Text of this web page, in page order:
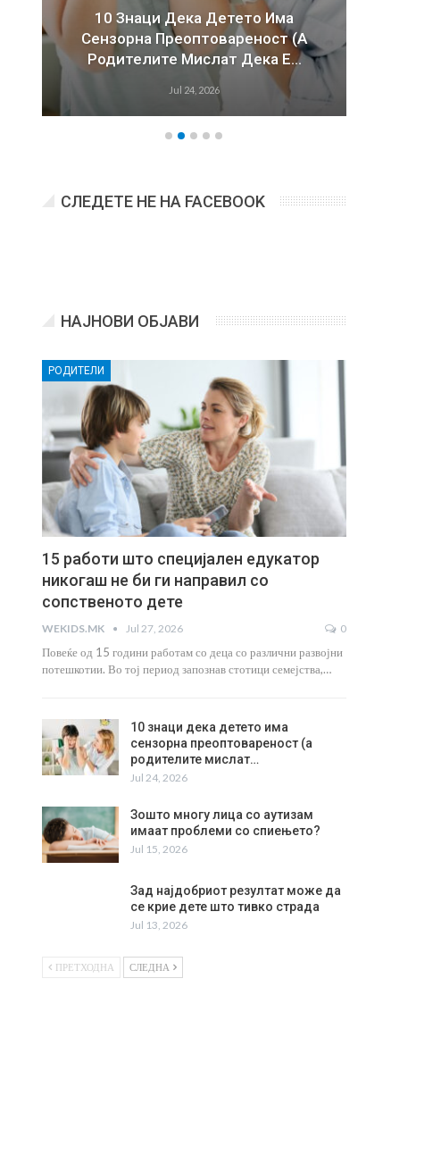
10 Знаци Дека Детето Има
Сензорна Преоптовареност (а
Родителите Мислат Дека Е…
Jul 24, 2026
СЛЕДЕТЕ НЕ НА FACEBOOK
НАЈНОВИ ОБЈАВИ
РОДИТЕЛИ
15 работи што специјален едукатор
никогаш не би ги направил со
сопственото дете
WEKIDS.MK Jul 27, 2026 0
Повеќе од 15 години работам со деца со различни развојни
потешкотии. Во тој период запознав стотици семејства,…
10 знаци дека детето има
сензорна преоптовареност (а
родителите мислат…
Jul 24, 2026
Зошто многу лица со аутизам
имаат проблеми со спиењето?
Jul 15, 2026
Зад најдобриот резултат може да
се крие дете што тивко страда
Jul 13, 2026
ПРЕТХОДНА СЛЕДНА